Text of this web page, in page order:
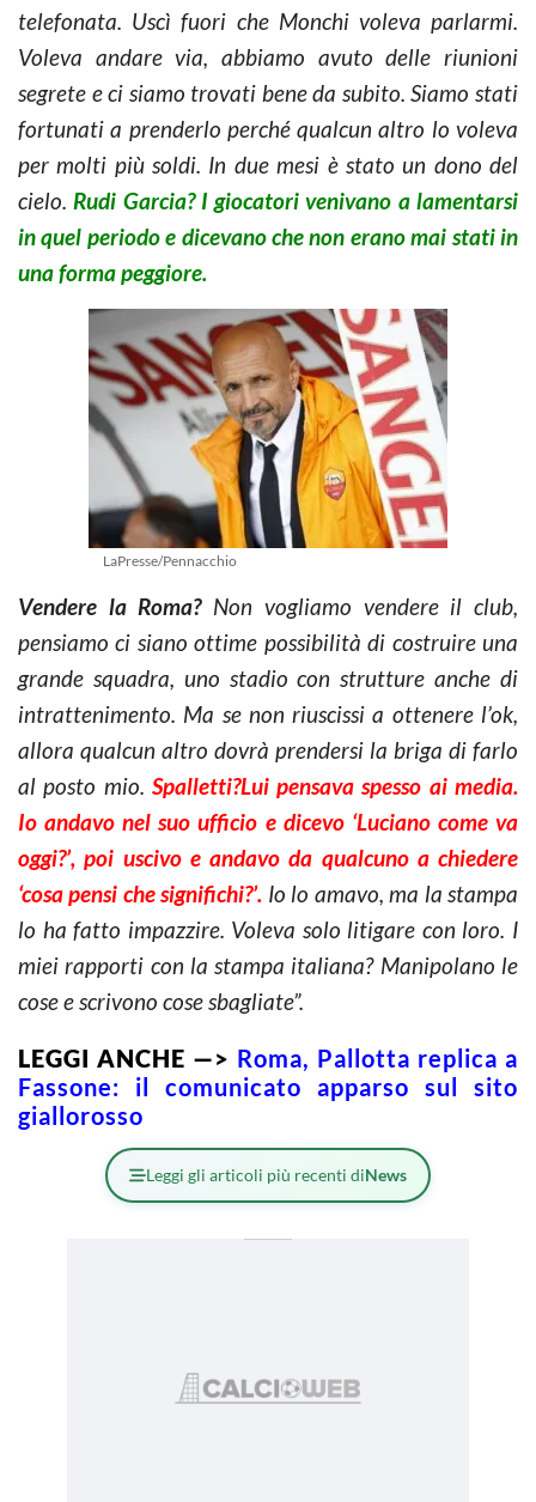
telefonata. Uscì fuori che Monchi voleva parlarmi.
Voleva andare via, abbiamo avuto delle riunioni
segrete e ci siamo trovati bene da subito. Siamo stati
fortunati a prenderlo perché qualcun altro lo voleva
per molti più soldi. In due mesi è stato un dono del
cielo. Rudi Garcia? I giocatori venivano a lamentarsi
in quel periodo e dicevano che non erano mai stati in
una forma peggiore.
LaPresse/Pennacchio
Vendere la Roma?Non vogliamo vendere il club,
pensiamo ci siano ottime possibilità di costruire una
grande squadra, uno stadio con strutture anche di
intrattenimento. Ma se non riuscissi a ottenere l’ok,
allora qualcun altro dovrà prendersi la briga di farlo
al posto mio. Spalletti?Lui pensava spesso ai media.
Io andavo nel suo ufficio e dicevo ‘Luciano come va
oggi?’, poi uscivo e andavo da qualcuno a chiedere
‘cosa pensi che significhi?’. Io lo amavo, ma la stampa
lo ha fatto impazzire. Voleva solo litigare con loro. I
miei rapporti con la stampa italiana? Manipolano le
cose e scrivono cose sbagliate”.
LEGGI ANCHE —> Roma, Pallotta replica a
Fassone: il comunicato apparso sul sito
giallorosso
Leggi gli articoli più recenti diNews